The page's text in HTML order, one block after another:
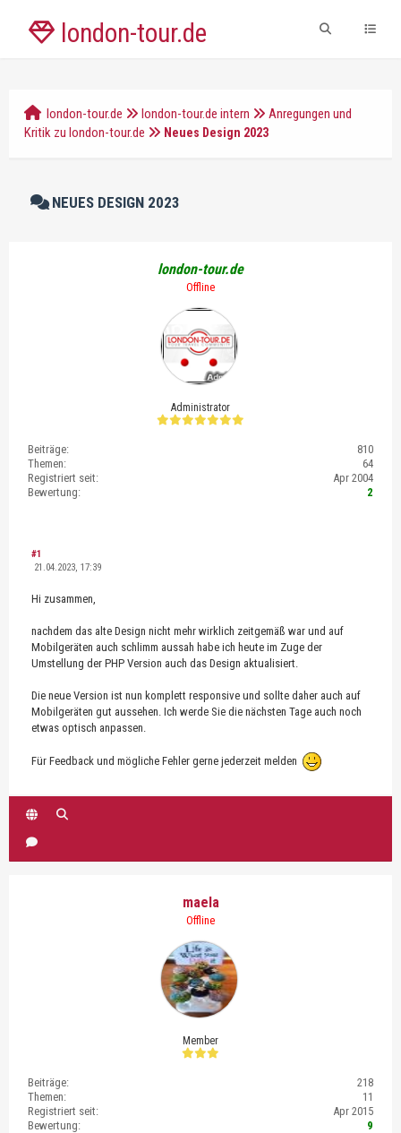
london-tour.de
london-tour.de london-tour.de intern
Anregungen und
Kritik zu london-tour.de
Neues Design 2023
NEUES DESIGN 2023
london-tour.de
Offline
Administrator
Beiträge:
810
Themen:
64
Registriert seit:
Apr 2004
Bewertung:
2
#1
21.04.2023, 17:39
Hi zusammen,
nachdem das alte Design nicht mehr wirklich zeitgemäß war und auf
Mobilgeräten auch schlimm aussah habe ich heute im Zuge der
Umstellung der PHP Version auch das Design aktualisiert.
Die neue Version ist nun komplett responsive und sollte daher auch auf
Mobilgeräten gut aussehen. Ich werde Sie die nächsten Tage auch noch
etwas optisch anpassen.
Für Feedback und mögliche Fehler gerne jederzeit melden
maela
Offline
Member
Beiträge:
218
Themen:
11
Registriert seit:
Apr 2015
Bewertung:
9